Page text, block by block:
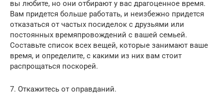
вы любите, но они отбирают у вас драгоценное время.
Вам придется больше работать, и неизбежно придется
отказаться от частых посиделок с друзьями или
постоянных времяпровождений с вашей семьей.
Составьте список всех вещей, которые занимают ваше
время, и определите, с какими из них вам стоит
распрощаться поскорей.
7. Откажитесь от оправданий.